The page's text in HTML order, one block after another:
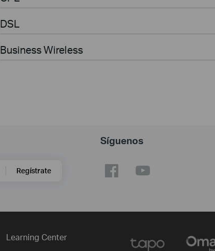
DSL
Business Wireless
Regístrate
Síguenos
Learning Center